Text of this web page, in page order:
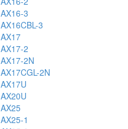
AX16-3
AX16CBL-3
AX17
AX17-2
AX17-2N
AX17CGL-2N
AX17U
AX20U
AX25
AX25-1